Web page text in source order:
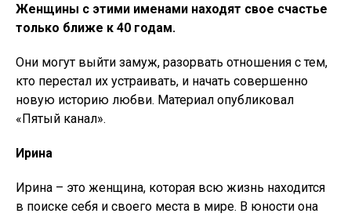
Женщины с этими именами находят свое счастье
только ближе к 40 годам.
Они могут выйти замуж, разорвать отношения с тем,
кто перестал их устраивать, и начать совершенно
новую историю любви. Материал опубликовал
«Пятый канал».
Ирина
Ирина – это женщина, которая всю жизнь находится
в поиске себя и своего места в мире. В юности она